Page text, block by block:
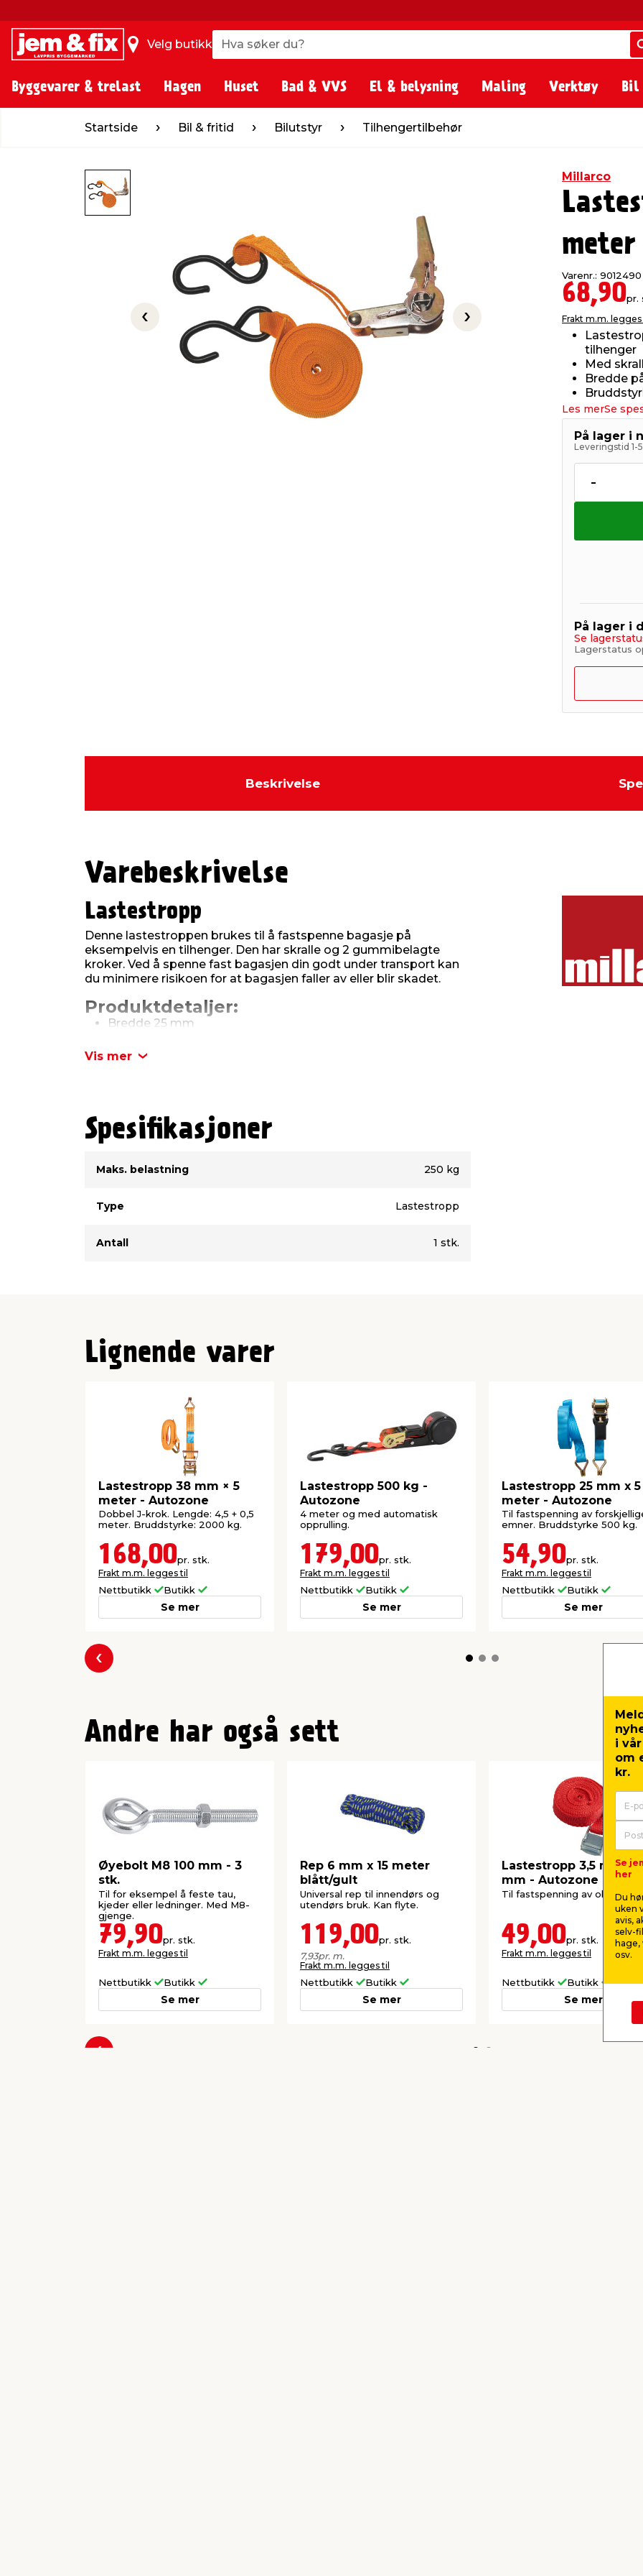
Velg butikk Hva søker du?
Hva søker du?
Byggevarer & trelast Hagen Huset Bad & VVS El & belysning Maling Verktøy
Bil & fritid Bilutstyr Tilhengertilbehør
Startside Bil & fritid Bilutstyr Tilhengertilbehør
Previous slide Next slide
Millarco
Varenr.: 9012490
68,90pr.
Frakt m.m. legges
tilhenger
Med
Bredde
Les merSe
På lager i
Leveringstid 1-
-
På lager i
Se
Lagerstatus
Beskrivelse
Varebeskrivelse
Lastestropp
Denne lastestroppen brukes til å fastspenne bagasje på
eksempelvis en tilhenger. Den har skralle og 2 gummibelagte
kroker. Ved å spenne fast bagasjen din godt under transport kan
du minimere risikoen for at bagasjen faller av eller blir skadet.
Produktdetaljer:
Bredde 25 mm
Maks. belastning: 250 kg
Vis mer
Spesifikasjoner
Maks. belastning
250 kg
Type Lastestropp
Antall 1 stk.
Lignende varer
Lastestropp 38 mm × 5
meter - Autozone
Dobbel J-krok. Lengde: 4,5 + 0,5
meter. Bruddstyrke: 2000 kg.
168,00pr. stk.
Frakt m.m. legges til
Nettbutikk Butikk
Se mer
Lastestropp 500 kg -
Autozone
4 meter og med automatisk
opprulling.
179,00pr. stk.
Frakt m.m. legges til
Nettbutikk Butikk
Se mer
Lastestropp 25 mm x 5
meter - Autozone
Til fastspenning av
emner. Bruddstyrke 500 kg.
54,90pr. stk.
Frakt m.m. legges til
Nettbutikk Butikk
Se mer
Forrige
Andre har også sett
Øyebolt M8 100 mm - 3
stk.
Til for eksempel å feste tau,
kjeder eller ledninger. Med M8-
gjenge.
79,90pr. stk.
Frakt m.m. legges til
Nettbutikk Butikk
Se mer
Rep 6 mm x 15 meter
blått/gult
Universal rep til innendørs og
utendørs bruk. Kan flyte.
119,00pr. stk.
7,93pr. m.
Frakt m.m. legges til
Nettbutikk Butikk
Se mer
Lastestropp 3,5 meter
mm - Autozone
Til fastspenning av objekter.
49,00pr. stk.
Frakt m.m. legges til
Nettbutikk Butikk
Se mer
i
om
kr.
Se
her
Du
uken
avis,
selv-
osv.